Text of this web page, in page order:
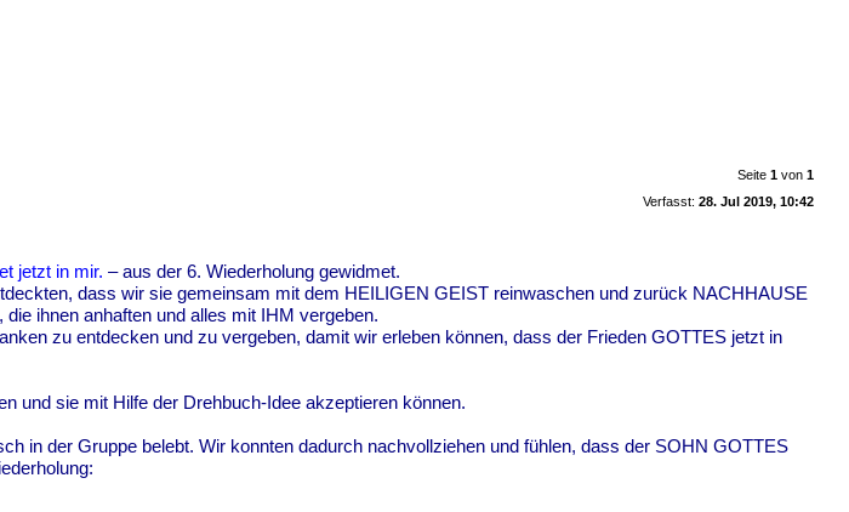
Seite 1von 1
Verfasst: 28. Jul 2019, 10:42
jetzt in mir. – aus der 6. Wiederholung gewidmet.
dass wir sie gemeinsam mit dem HEILIGEN GEIST reinwaschen und zurück NACHHAUSE
die ihnen anhaften und alles mit IHM vergeben.
zu entdecken und zu vergeben, damit wir erleben können, dass der Frieden GOTTES jetzt in
und sie mit Hilfe der Drehbuch-Idee akzeptieren können.
in der Gruppe belebt. Wir konnten dadurch nachvollziehen und fühlen, dass der SOHN GOTTES